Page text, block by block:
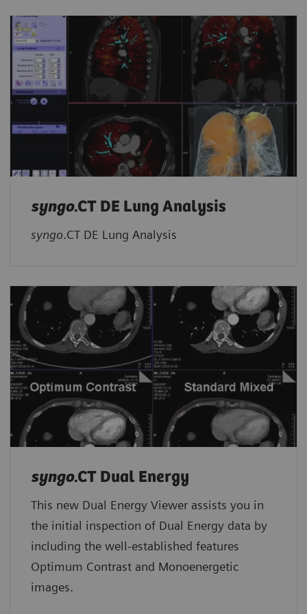
syngo.CT DE Lung Analysis
syngo.CT DE Lung Analysis
syngo.CT Dual Energy
This new Dual Energy Viewer assists you in
the initial inspection of Dual Energy data by
including the well-established features
Optimum Contrast and Monoenergetic
images.